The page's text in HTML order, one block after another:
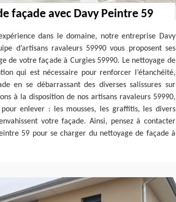
façade avec Davy Peintre 59
dans le domaine, notre entreprise Davy
d’artisans ravaleurs 59990 vous proposent ses
de votre façade à Curgies 59990. Le nettoyage de
qui est nécessaire pour renforcer l’étanchéité,
en se débarrassant des diverses salissures sur
à la disposition de nos artisans ravaleurs 59990,
enlever : les mousses, les graffitis, les divers
votre façade. Ainsi, pensez à contacter
59 pour se charger du nettoyage de façade à